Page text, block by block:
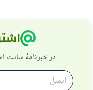
در خبرنامهٔ